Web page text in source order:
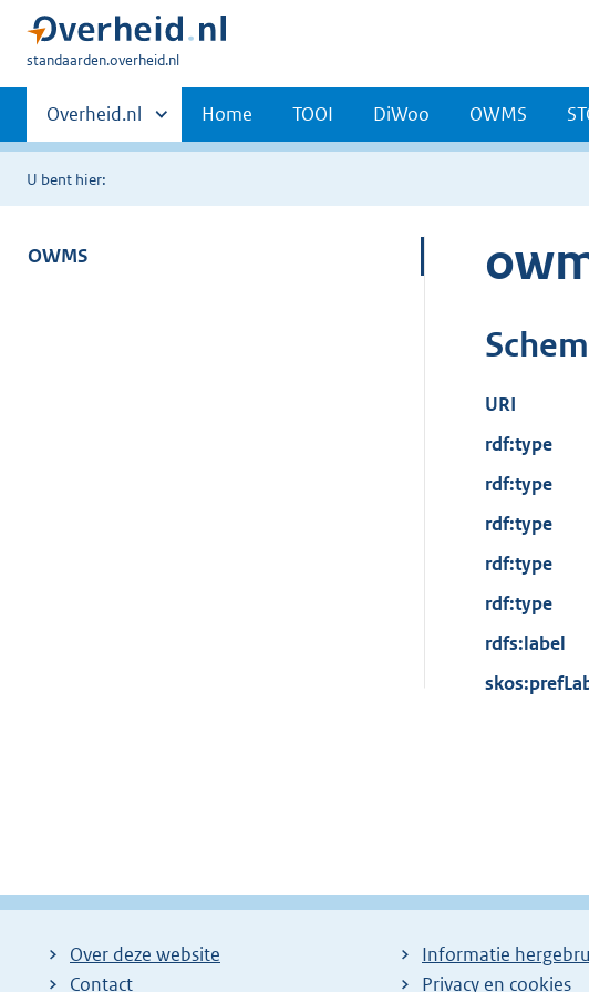
U
hier:
standaarden.overheid.nl
Primaire
navigatie
Andere
sites
binnen
Overheid.nl Home TOOI DiWoo OWMS
U bent hier:
OWMS
URI
rdf:type
rdf:type
rdf:type
rdf:type
rdf:type
rdfs:label
Over deze website
Contact
Informatie
Privacy en cookies